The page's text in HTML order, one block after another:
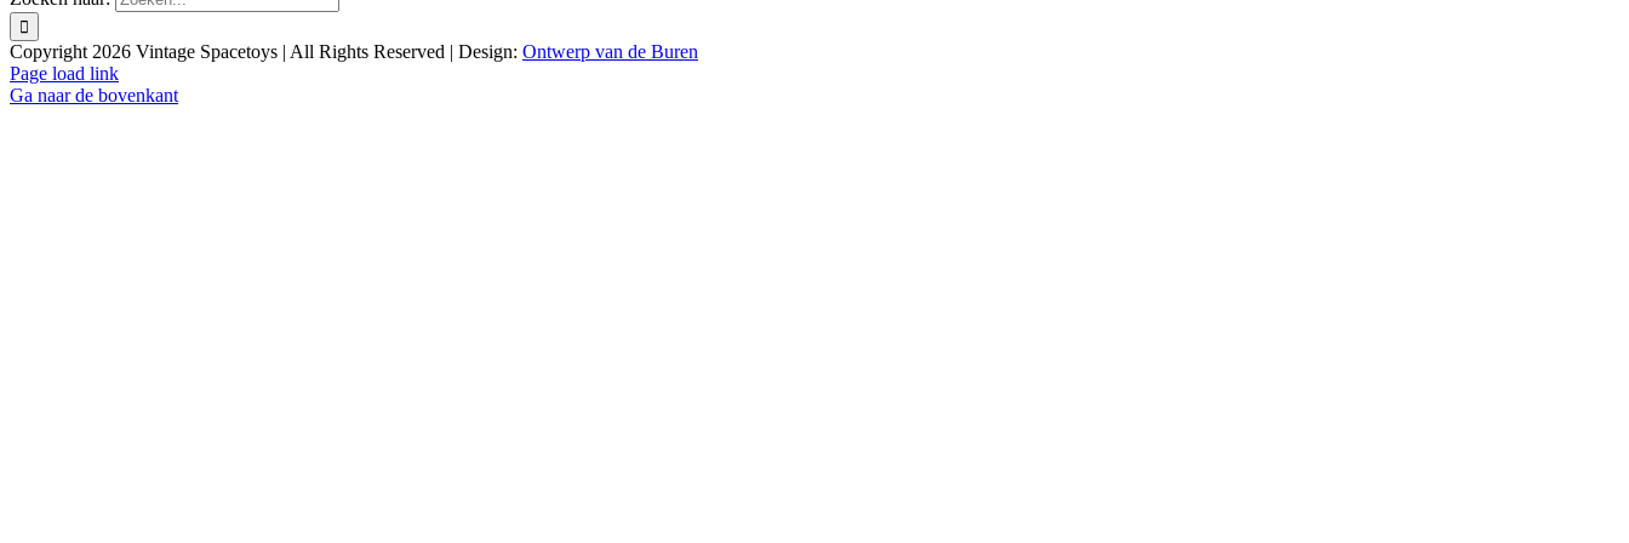
Copyright 2026 Vintage Spacetoys | All Rights Reserved | Design: Ontwerp van de Buren
Page load link
Ga naar de bovenkant